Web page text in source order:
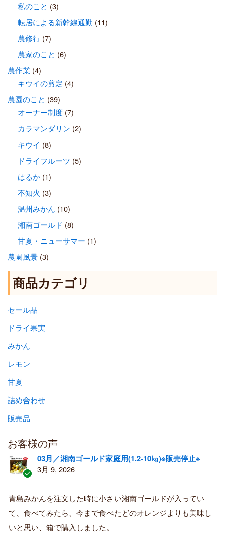
私のこと (3)
転居による新幹線通勤 (11)
農修行(7)
農家のこと (6)
農作業 (4)
キウイの剪定 (4)
農園のこと (39)
オーナー制度(7)
カラマンダリン (2)
キウイ (8)
ドライフルーツ (5)
はるか(1)
不知火 (3)
温州みかん (10)
湘南ゴールド (8)
甘夏・ニューサマー (1)
農園風景(3)
商品カテゴリ
セール品
ドライ果実
みかん
レモン
甘夏
詰め合わせ
販売品
お客様の声
証
済
み
購
03月／湘南ゴールド家庭用(1.2-10㎏)※販売停止※
3月 9, 2026
青島みかんを注文した時に小さい湘南ゴールドが入ってい
て、食べてみたら、今まで食べたどのオレンジよりも美味し
いと思い、箱で購入しました。